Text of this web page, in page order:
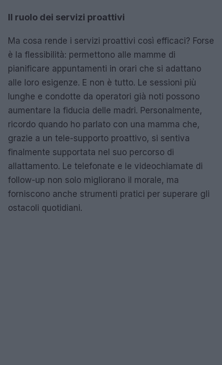
Il ruolo dei servizi proattivi
Ma cosa rende i servizi proattivi così efficaci? Forse
è la flessibilità: permettono alle mamme di
pianificare appuntamenti in orari che si adattano
alle loro esigenze. E non è tutto. Le sessioni più
lunghe e condotte da operatori già noti possono
aumentare la fiducia delle madri. Personalmente,
ricordo quando ho parlato con una mamma che,
grazie a un tele-supporto proattivo, si sentiva
finalmente supportata nel suo percorso di
allattamento. Le telefonate e le videochiamate di
follow-up non solo migliorano il morale, ma
forniscono anche strumenti pratici per superare gli
ostacoli quotidiani.